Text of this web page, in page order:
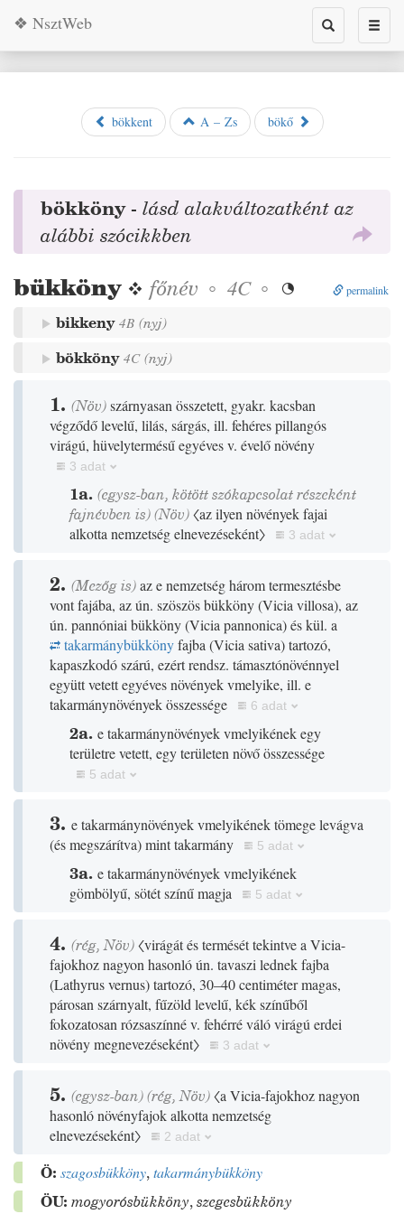
Toggle
search
❖ NsztWeb
bökkent A – Zs bökő
bökköny- lásd alakváltozatként az
alábbi szócikkben
bükköny❖ főnév ◦ 4C◦  permalink
bikkeny 4B (nyj)
bökköny 4C (nyj)
1. (Növ)szárnyasan összetett, gyakr. kacsban
végződő levelű, lilás, sárgás, ill. fehéres pillangós
virágú, hüvelytermésű egyéves v. évelő növény
3 adat
1a. (egysz-ban, kötött szókapcsolat részeként
fajnévben is)(Növ)〈az ilyen növények fajai
alkotta nemzetség elnevezéseként〉
3 adat
2. (Mezőgis)az e nemzetség három termesztésbe
vont fajába, az ún. szöszös bükköny(Vicia villosa), az
ún. pannóniai bükköny(Vicia pannonica)és kül. a
takarmánybükkönyfajba (Vicia sativa)tartozó,
kapaszkodó szárú, ezért rendsz. támasztónövénnyel
együtt vetett egyéves növények vmelyike, ill. e
takarmánynövények összessége
6 adat
2a. e takarmánynövények vmelyikének egy
területre vetett, egy területen növő összessége
5 adat
3. e takarmánynövények vmelyikének tömege levágva
(és megszárítva)mint takarmány 5 adat
3a. e takarmánynövények vmelyikének
gömbölyű, sötét színű magja
5 adat
4. (rég,Növ)〈virágát és termését tekintve a Vicia-
fajokhoz nagyon hasonló ún. tavaszi lednek fajba
(Lathyrus vernus)tartozó, 30–40 centiméter magas,
párosan szárnyalt, fűzöld levelű, kék színűből
fokozatosan rózsaszínné v. fehérré váló virágú erdei
növény megnevezéseként〉
3 adat
5. (egysz-ban)(rég,Növ)〈a Vicia-fajokhoz nagyon
hasonló növényfajok alkotta nemzetség
elnevezéseként〉
2 adat
Ö: szagosbükköny,takarmánybükköny
ÖU: mogyorósbükköny,szegesbükköny